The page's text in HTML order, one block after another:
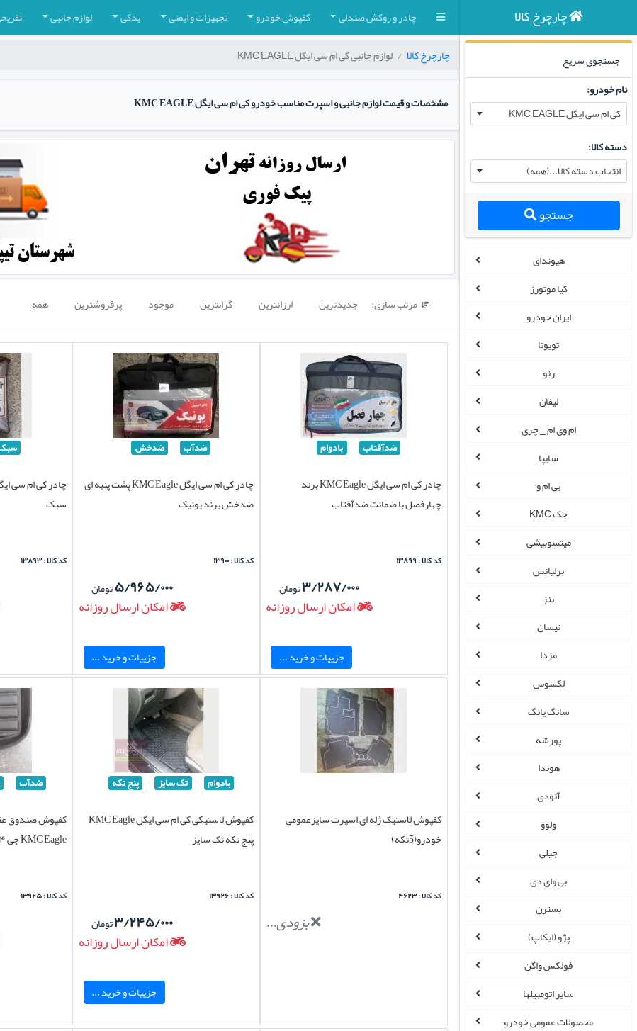
چادر و روکش صندلی کفپوش خودرو تجهیزات و ایمنی یدکی لوازم جانبی چارچرخ کالا
جستجوی سریع
نام خودرو:
کی ام سی ایگل KMC EAGLE
دسته کالا:
انتخاب دسته کالا...(همه)
جستجو
هیوندای
کیا موتورز
ایران خودرو
تویوتا
رنو
لیفان
ام وی ام _ چری
سایپا
بی ام و
جک KMC
میتسوبیشی
برلیانس
بنز
نیسان
مزدا
لکسوس
سانگ یانگ
پورشه
هوندا
آئودی
ولوو
جیلی
بی وای دی
بسترن
پژو (ایکاپ)
فولکس واگن
سایر اتومبیلها
محصولات عمومی خودرو
چارچرخ کالا لوازم جانبی کی ام سی ایگل KMC EAGLE
مشخصات و قیمت لوازم جانبی و اسپرت مناسب خودرو کی ام سی ایگل KMC EAGLE
 مرتب سازی: جدیدترین ارزانترین گرانترین موجود پرفروشترین همه
ضدآفتاب بادوام
چادر کی ام سی ایگل KMC Eagle برند
چهارفصل با ضمانت ضدآفتاب
کد کالا : ۱۳۸۹۹
۳/۲۸۷/۰۰۰تومان
امکان ارسال روزانه
جزییات و خرید ...
ضدآب ضدخش
چادر کی ام سی ایگل KMC Eagle پشت پنبه ای
ضدخش برند یونیک
کد کالا : ۱۳۹۰۰
۵/۹۶۵/۰۰۰تومان
امکان ارسال روزانه
جزییات و خرید ...
سبک
کد کالا : ۱۳۸۹۳
کفپوش لاستیک ژله ای اسپرت سایزعمومی
خودرو(5تکه)
کد کالا : ۴۶۲۳
بزودی...
بادوام تک سایز پنج تکه
کفپوش لاستیکی کی ام سی ایگل KMC Eagle
پنج تکه تک سایز
کد کالا : ۱۳۹۲۶
۳/۲۴۵/۰۰۰تومان
امکان ارسال روزانه
جزییات و خرید ...
ضدآب
کفپوش صندوق
KMC Eagle جی ۴ چرمی طرح excellent
کد کالا : ۱۳۹۲۵